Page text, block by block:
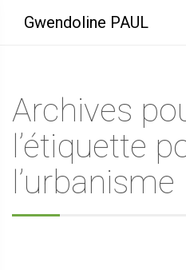
Gwendoline PAUL
Archives
l’étiquette
l’urbanisme